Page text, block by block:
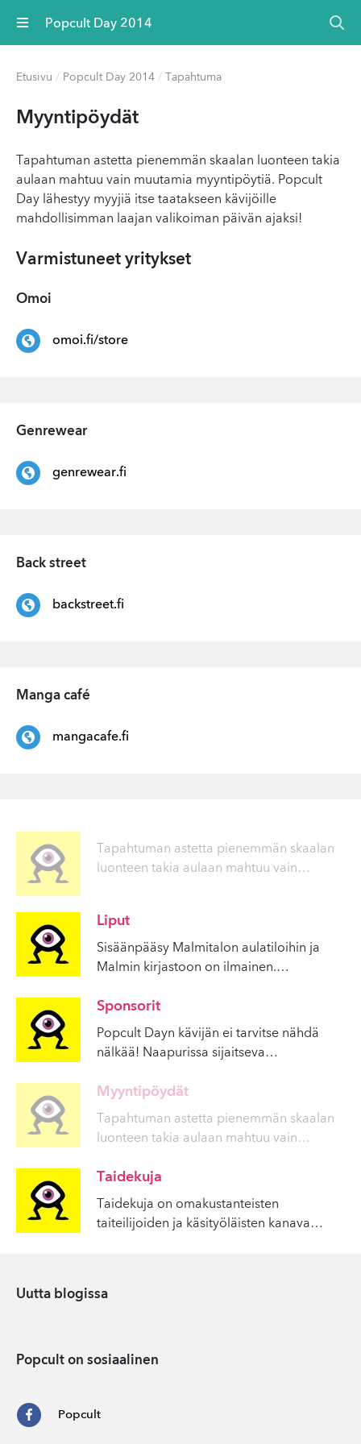
Valikko Popcult Day 2014
Etusivu / Popcult Day 2014 / Tapahtuma
Myyn­tipöy­dät
Tapahtuman astetta pienemmän skaalan luonteen takia
aulaan mahtuu vain muutamia myyntipöytiä. Popcult
Day lähestyy myyjiä itse taatakseen kävijöille
mahdollisimman laajan valikoiman päivän ajaksi!
Varmistuneet yritykset
Omoi
omoi.fi/store
Genrewear
genrewear.fi
Back street
backstreet.fi
Manga café
mangacafe.fi
Tapahtuman astetta pienemmän skaalan
luonteen takia aulaan mahtuu vain…
Liput
Sisäänpääsy Malmitalon aulatiloihin ja
Malmin kirjastoon on ilmainen.…
Sponsorit
Popcult Dayn kävijän ei tarvitse nähdä
nälkää! Naapurissa sijaitseva…
Myyntipöydät
Tapahtuman astetta pienemmän skaalan
luonteen takia aulaan mahtuu vain…
Taidekuja
Taidekuja on omakustanteisten
taiteilijoiden ja käsityöläisten kanava…
Uutta blogissa
Popcult on sosiaalinen
Popcult